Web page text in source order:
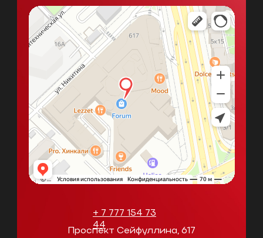
+ 7 777 154 73
44
Проспект Сейфуллина, 617